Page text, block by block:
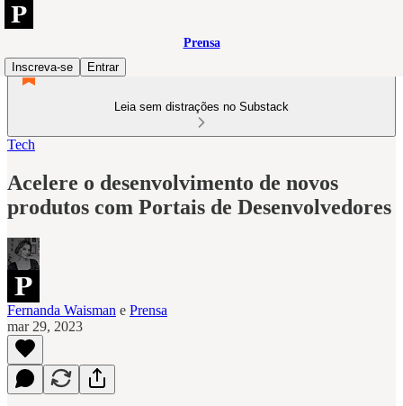
Prensa
Inscreva-se
Entrar
Leia sem distrações no Substack
Tech
Acelere o desenvolvimento de novos
produtos com Portais de Desenvolvedores
Fernanda Waisman e Prensa
mar 29, 2023